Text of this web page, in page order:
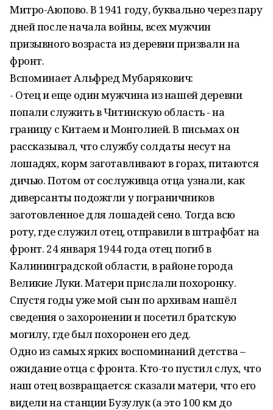
Митро-Аюпово. В 1941 году, буквально через пару
дней после начала войны, всех мужчин
призывного возраста из деревни призвали на
фронт.
Вспоминает Альфред Мубарякович:
- Отец и еще один мужчина из нашей деревни
попали служить в Читинскую область - на
границу с Китаем и Монголией. В письмах он
рассказывал, что службу солдаты несут на
лошадях, корм заготавливают в горах, питаются
дичью. Потом от сослуживца отца узнали, как
диверсанты подожгли у пограничников
заготовленное для лошадей сено. Тогда всю
роту, где служил отец, отправили в штрафбат на
фронт. 24 января 1944 года отец погиб в
Калининградской области, в районе города
Великие Луки. Матери прислали похоронку.
Спустя годы уже мой сын по архивам нашёл
сведения о захоронении и посетил братскую
могилу, где был похоронен его дед.
Одно из самых ярких воспоминаний детства –
ожидание отца с фронта. Кто-то пустил слух, что
наш отец возвращается: сказали матери, что его
видели на станции Бузулук (а это 100 км до